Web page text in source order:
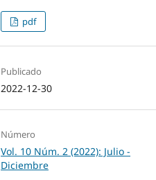
pdf
Publicado
2022-12-30
Número
Vol. 10 Núm. 2 (2022): Julio -
Diciembre